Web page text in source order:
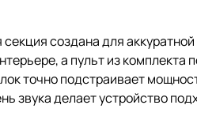
создана для
а пульт из
точно подстраивает
звука делает устройство